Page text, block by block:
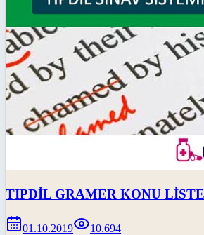
TIPDİL GRAMER KONU
01.10.2019 10.694